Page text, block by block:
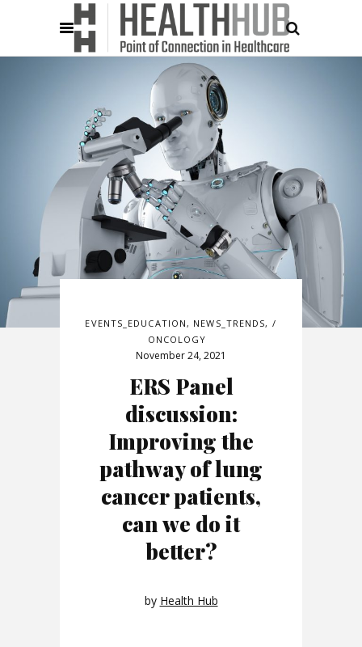
EVENTS_EDUCATION, NEWS_TRENDS,
ONCOLOGY
November 24, 2021
ERS Panel
discussion:
Improving the
pathway of lung
cancer patients,
can we do it
better?
by Health Hub